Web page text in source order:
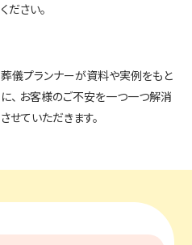
ください。
葬儀プランナーが資料や実例をもと
に、 お客様のご不安を一つ一つ解消
させていただきます。